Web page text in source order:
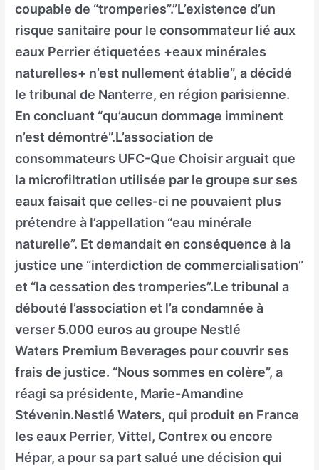
coupable de “tromperies”.”L’existence d’un
risque sanitaire pour le consommateur lié aux
eaux Perrier étiquetées +eaux minérales
naturelles+ n’est nullement établie”, a décidé
le tribunal de Nanterre, en région parisienne.
En concluant “qu’aucun dommage imminent
n’est démontré”.L’association de
consommateurs UFC-Que Choisir arguait que
la microfiltration utilisée par le groupe sur ses
eaux faisait que celles-ci ne pouvaient plus
prétendre à l’appellation “eau minérale
naturelle”. Et demandait en conséquence à la
justice une “interdiction de commercialisation”
et “la cessation des tromperies”.Le tribunal a
débouté l’association et l’a condamnée à
verser 5.000 euros au groupe Nestlé
Waters Premium Beverages pour couvrir ses
frais de justice. “Nous sommes en colère”, a
réagi sa présidente, Marie-Amandine
Stévenin.Nestlé Waters, qui produit en France
les eaux Perrier, Vittel, Contrex ou encore
Hépar, a pour sa part salué une décision qui